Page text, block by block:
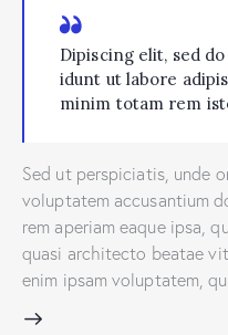
Dipiscing elit, sed
idunt ut labore
minim totam rem
Sed ut perspiciatis, unde
voluptatem accusantium
rem aperiam eaque ipsa,
quasi architecto beatae
enim ipsam voluptatem,